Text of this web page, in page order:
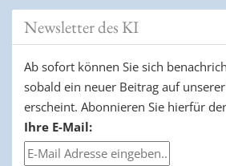
Newsletter des KI
Ab sofort können Sie sich
sobald ein neuer Beitrag auf
erscheint. Abonnieren Sie hierfür
Ihre E-Mail: